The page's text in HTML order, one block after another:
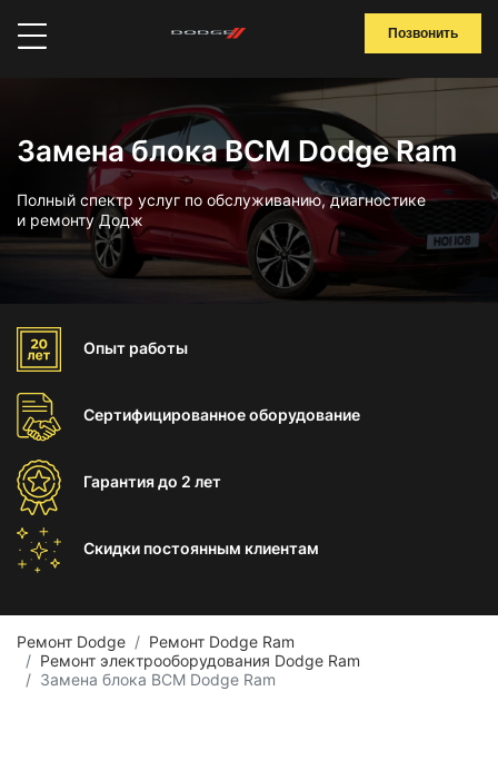
Позвонить
Замена блока BCM Dodge Ram
Полный спектр услуг по обслуживанию, диагностике
и ремонту Додж
Опыт работы
Сертифицированноеоборудование
Гарантиядо 2 лет
Скидки постоянным клиентам
Ремонт Dodge
Ремонт Dodge Ram
Ремонт электрооборудования Dodge Ram
Замена блока BCM Dodge Ram